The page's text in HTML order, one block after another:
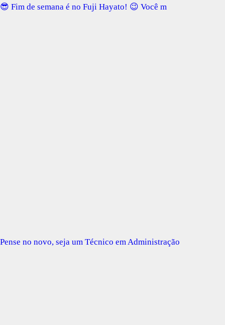
😎 Fim de semana é no Fuji Hayato! 😉 Você m
Pense no novo, seja um Técnico em Administração